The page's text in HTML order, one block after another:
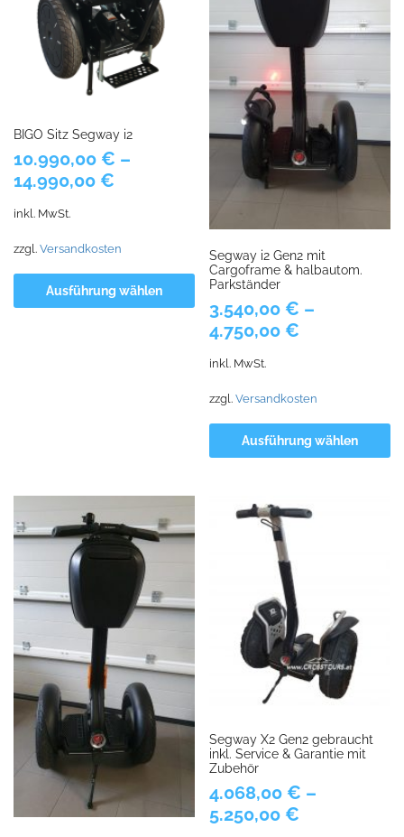
BIGO Sitz Segway i2
10.990,00 € –
14.990,00 €
inkl. MwSt.
zzgl. Versandkosten
Ausführung wählen
Segway i2 Gen2 mit
Cargoframe & halbautom.
Parkständer
3.540,00 € –
4.750,00 €
inkl. MwSt.
zzgl.Versandkosten
Ausführung wählen
Segway X2 Gen2 gebraucht
inkl. Service & Garantie mit
Zubehör
4.068,00 € –
5.250,00 €